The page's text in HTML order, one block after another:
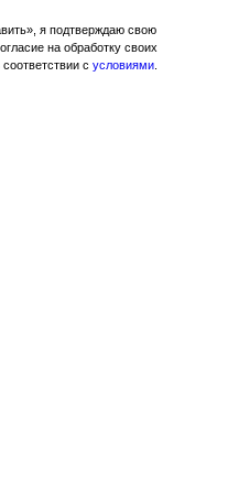
я подтверждаю свою
на обработку своих
с условиями.